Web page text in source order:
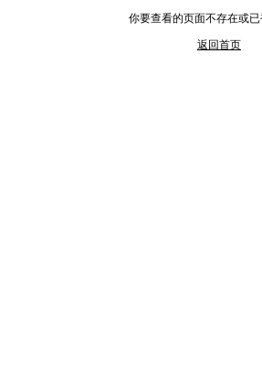
你要查看的页面不存在或
返回首页